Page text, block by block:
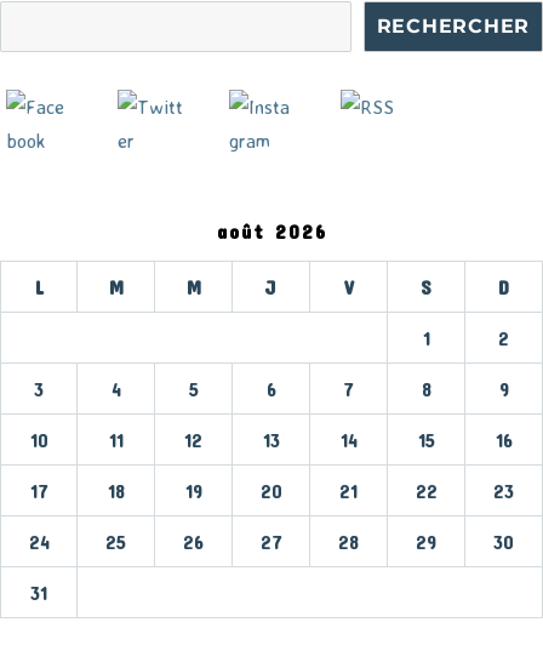
RECHERCHER
août 2026
L M M J V S D
1 2
3 4 5 6 7 8 9
10 11 12 13 14 15 16
17 18 19 20 21 22 23
24 25 26 27 28 29 30
31